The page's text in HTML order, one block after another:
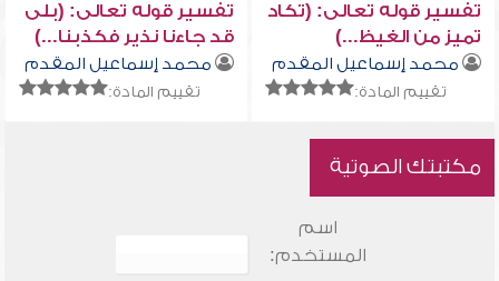
تفسير قوله تعالى: (تكاد
تميز من الغيظ...)
محمد إسماعيل المقدم
تقييم المادة:
تفسير قوله تعالى: (بلى
قد جاءنا نذير فكذبنا...)
محمد إسماعيل المقدم
تقييم المادة:
مكتبتك الصوتية
اسم
المستخدم: